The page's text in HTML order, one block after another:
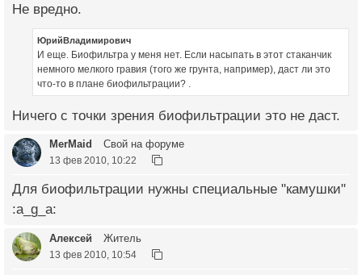
Не вредно.
ЮрийВладимирович
И еще. Биофильтра у меня нет. Если насыпать в этот стаканчик
немного мелкого гравия (того же грунта, например), даст ли это
что-то в плане биофильтрации? .
Ничего с точки зрения биофильтрации это не даст.
MerMaid Свой на форуме
13 фев 2010, 10:22
Для биофильтрации нужны специальные "камушки"
:a_g_a:
Алексей Житель
13 фев 2010, 10:54